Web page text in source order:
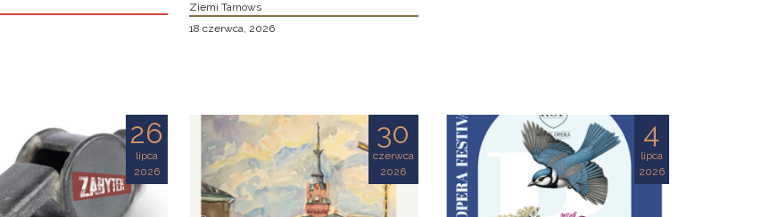
Ziemi Tarnows
18 czerwca, 2026
26
lipca
2026
30
czerwca
2026
4
lipca
2026